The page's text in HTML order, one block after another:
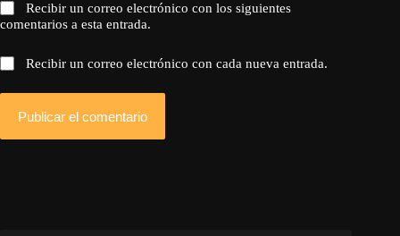
Recibir un correo electrónico con los siguientes
comentarios a esta entrada.
Recibir un correo electrónico con cada nueva entrada.
Publicar el comentario